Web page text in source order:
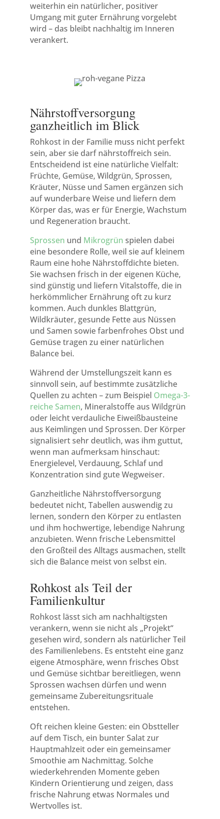
weiterhin ein natürlicher, positiver
Umgang mit guter Ernährung vorgelebt
wird – das bleibt nachhaltig im Inneren
verankert.
Nährstoffversorgung
ganzheitlich im Blick
Rohkost in der Familie muss nicht perfekt
sein, aber sie darf nährstoffreich sein.
Entscheidend ist eine natürliche Vielfalt:
Früchte, Gemüse, Wildgrün, Sprossen,
Kräuter, Nüsse und Samen ergänzen sich
auf wunderbare Weise und liefern dem
Körper das, was er für Energie, Wachstum
und Regeneration braucht.
Sprossen und Mikrogrün spielen dabei
eine besondere Rolle, weil sie auf kleinem
Raum eine hohe Nährstoffdichte bieten.
Sie wachsen frisch in der eigenen Küche,
sind günstig und liefern Vitalstoffe, die in
herkömmlicher Ernährung oft zu kurz
kommen. Auch dunkles Blattgrün,
Wildkräuter, gesunde Fette aus Nüssen
und Samen sowie farbenfrohes Obst und
Gemüse tragen zu einer natürlichen
Balance bei.
Während der Umstellungszeit kann es
sinnvoll sein, auf bestimmte zusätzliche
Quellen zu achten – zum Beispiel Omega-3-
reiche Samen, Mineralstoffe aus Wildgrün
oder leicht verdauliche Eiweißbausteine
aus Keimlingen und Sprossen. Der Körper
signalisiert sehr deutlich, was ihm guttut,
wenn man aufmerksam hinschaut:
Energielevel, Verdauung, Schlaf und
Konzentration sind gute Wegweiser.
Ganzheitliche Nährstoffversorgung
bedeutet nicht, Tabellen auswendig zu
lernen, sondern den Körper zu entlasten
und ihm hochwertige, lebendige Nahrung
anzubieten. Wenn frische Lebensmittel
den Großteil des Alltags ausmachen, stellt
sich die Balance meist von selbst ein.
Rohkost als Teil der
Familienkultur
Rohkost lässt sich am nachhaltigsten
verankern, wenn sie nicht als „Projekt“
gesehen wird, sondern als natürlicher Teil
des Familienlebens. Es entsteht eine ganz
eigene Atmosphäre, wenn frisches Obst
und Gemüse sichtbar bereitliegen, wenn
Sprossen wachsen dürfen und wenn
gemeinsame Zubereitungsrituale
entstehen.
Oft reichen kleine Gesten: ein Obstteller
auf dem Tisch, ein bunter Salat zur
Hauptmahlzeit oder ein gemeinsamer
Smoothie am Nachmittag. Solche
wiederkehrenden Momente geben
Kindern Orientierung und zeigen, dass
frische Nahrung etwas Normales und
Wertvolles ist.